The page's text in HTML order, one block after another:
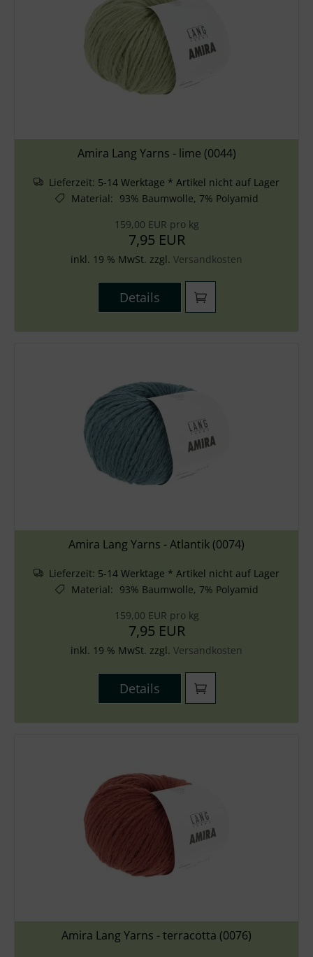
Amira Lang Yarns - lime (0044)
Lieferzeit: 5-14 Werktage * Artikel nicht auf Lager
Material: 93% Baumwolle, 7% Polyamid
159,00 EUR pro kg
7,95 EUR
inkl. 19 % MwSt. zzgl. Versandkosten
Details
Amira Lang Yarns - Atlantik (0074)
Lieferzeit: 5-14 Werktage * Artikel nicht auf Lager
Material: 93% Baumwolle, 7% Polyamid
159,00 EUR pro kg
7,95 EUR
inkl. 19 % MwSt. zzgl. Versandkosten
Details
Amira Lang Yarns - terracotta (0076)